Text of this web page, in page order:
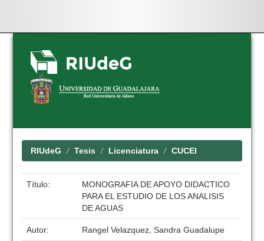
Skip
navigation
RIUdeG Tesis Licenciatura CUCEI
Título:
MONOGRAFIA DE APOYO DIDACTICO
PARA EL ESTUDIO DE LOS ANALISIS
DE AGUAS
Autor: Rangel Velazquez, Sandra Guadalupe